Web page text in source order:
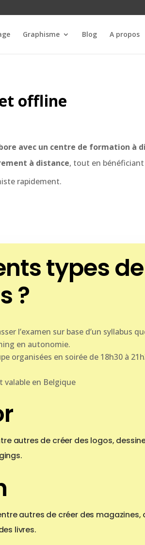
Graphisme Blog A propos
offline
avec un centre de formation à
à distance, tout en bénéficiant
rapidement.
types de
?
l’examen sur base d’un syllabus
en autonomie.
organisées en soirée de 18h30 à
en Belgique
autres de créer des logos,
autres de créer des magazines,
livres.